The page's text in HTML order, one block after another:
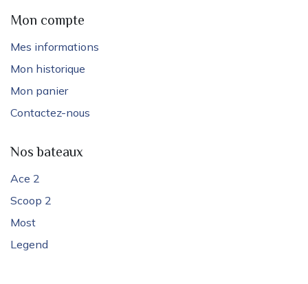
Mon compte
Mes informations
Mon historique
Mon panier
Contactez-nous
Nos bateaux
Ace 2
Scoop 2
Most
Legend